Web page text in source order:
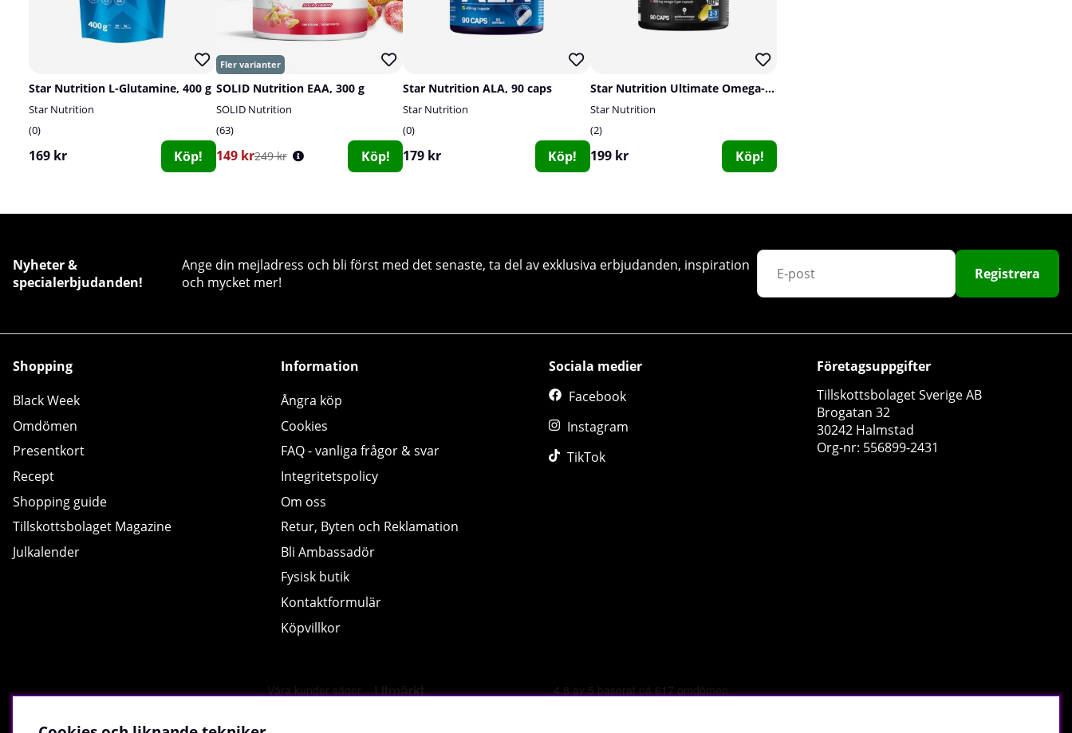
SOLID Nutrition
Köp!
Star Nutrition L-Glutamine, 400 g
Star Nutrition
0
169 kr Köp!
SOLID Nutrition EAA, 300 g
SOLID Nutrition
63
149 kr249 kr Köp!
Star Nutrition ALA, 90 caps
Star Nutrition
0
179 kr Köp!
Star Nutrition Ultimate Omega-3, 90 caps, 80%
Star Nutrition
2
199 kr Köp!
Nyheter &
specialerbjudanden!
Ange din mejladress och bli först med det senaste, ta del av exklusiva erbjudanden, inspiration
och mycket mer!
Registrera
Shopping
Black Week
Omdömen
Presentkort
Recept
Shopping guide
Tillskottsbolaget Magazine
Julkalender
Information
Ångra köp
Cookies
FAQ - vanliga frågor & svar
Integritetspolicy
Om oss
Retur, Byten och Reklamation
Bli Ambassadör
Fysisk butik
Kontaktformulär
Köpvillkor
Sociala medier
Facebook
Instagram
TikTok
Företagsuppgifter
Tillskottsbolaget Sverige AB
Brogatan 32
30242 Halmstad
Org-nr: 556899-2431